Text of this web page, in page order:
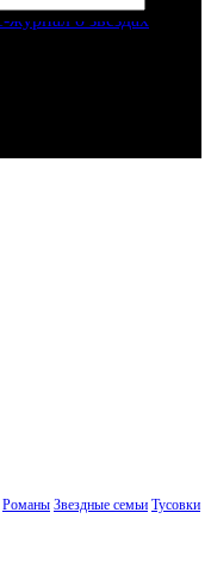
Романы Звездные семьи Тусовки